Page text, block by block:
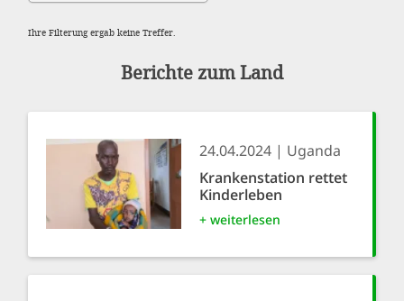
Ihre Filterung ergab keine Treffer.
Berichte zum Land
24.04.2024
Uganda
Krankenstation rettet
Kinderleben
+ weiterlesen